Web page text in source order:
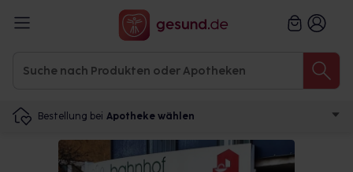
Bestellung bei Apotheke wählen